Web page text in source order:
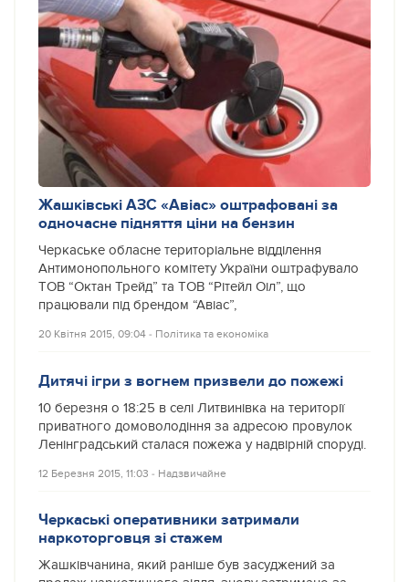
Жашківські АЗС «Авіас» оштрафовані за
одночасне підняття ціни на бензин
Черкаське обласне територіальне відділення
Антимонопольного комітету України оштрафувало
ТОВ “Октан Трейд” та ТОВ “Рітейл Оіл”, що
працювали під брендом “Авіас”,
20 Квітня 2015, 09:04 ‐ Політика та економіка
Дитячі ігри з вогнем призвели до пожежі
10 березня о 18:25 в селі Литвинівка на території
приватного домоволодіння за адресою провулок
Ленінградський сталася пожежа у надвірній споруді.
12 Березня 2015, 11:03 ‐ Надзвичайне
Черкаські оперативники затримали
наркоторговця зі стажем
Жашківчанина, який раніше був засуджений за